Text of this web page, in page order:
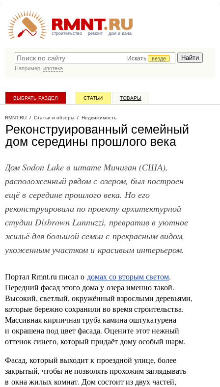
строительство ремонт дом и дача
Искать
везде
Например, ипотека
ВЫБРАТЬ РАЗДЕЛ СТАТЬИ ТОВАРЫ
RMNT.RU / Статьи и обзоры / Недвижимость
Реконструированный семейный
дом середины прошлого века
Дом Sodon Lake в штате Мичиган (США),
расположенный рядом с озером, был построен
ещё в середине прошлого века. Но его
реконструировали по проекту архитектурной
студии Disbrown Lannuzzi, превратив в уютное
жильё для большой семьи с прекрасным видом,
ухоженным участком и красивым интерьером.
Портал Rmnt.ru писал о домах со вторым светом.
Передний фасад этого дома у озера именно такой.
Высокий, светлый, окружённый взрослыми деревьями,
которые бережно сохранили во время строительства.
Массивная кирпичная труба камина оштукатурена
и окрашена под цвет фасада. Оцените этот нежный
оттенок синего, который придаёт дому особый шарм.
Фасад, который выходит к проездной улице, более
закрытый, чтобы не позволять прохожим заглядывать
в окна жилых комнат. Дом состоит из двух частей,